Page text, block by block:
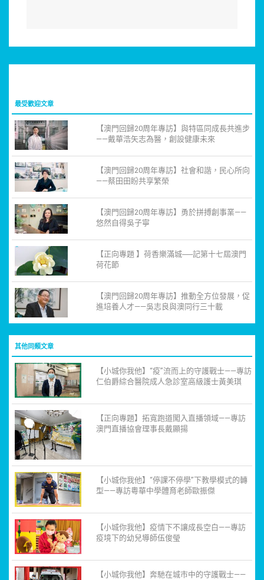
最受歡迎文章
【澳門回歸20周年專訪】與特區同成長共進步
——戴華浩矢志為醫，創設健康未來
【澳門回歸20周年專訪】社會和諧，民心所向
——蔡田田盼共享繁榮
【澳門回歸20周年專訪】勇於拼搏創事業——
悠然自得吳子寧
【正向專題 】荷香樂滿城──記第十七屆澳門
荷花節
【澳門回歸20周年專訪】推動全方位發展，促
進培養人才——吳志良與澳同行三十載
其他同類文章
【小城你我他】“疫”流而上的守護戰士——專訪
仁伯爵綜合醫院成人急診室高級護士黃美琪
【正向專題】拓寬跑道闖入直播領域——專訪
澳門直播協會理事長戴顯揚
【小城你我他】“停課不停學”下教學模式的轉
型——專訪粵華中學體育老師歐振傑
【小城你我他】疫情下不讓成長空白——專訪
疫境下的幼兒導師伍俊瑩
【小城你我他】奔馳在城市中的守護戰士——